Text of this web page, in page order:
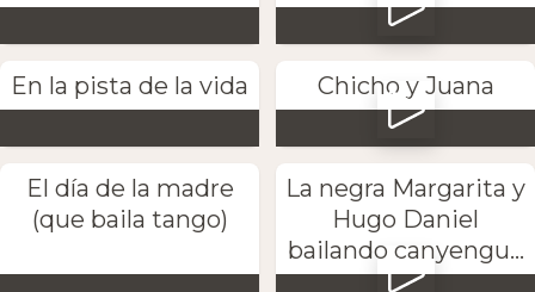
En la pista de la vida Chicho y Juana
El día de la madre
(que baila tango)
La negra Margarita y
Hugo Daniel
bailando canyengu...